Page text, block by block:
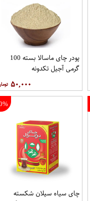
پودر چای ماسالا بسته 100
گرمی آجیل تکدونه
۵۰,۰۰۰
چای سیاه سیلان شکسته